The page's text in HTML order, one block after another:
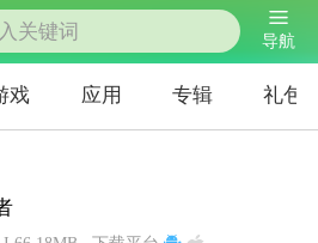
导航
戏 应用 专辑 礼包